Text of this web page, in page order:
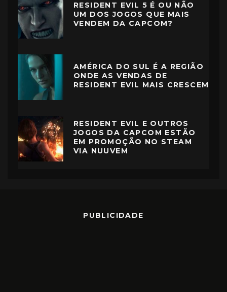
RESIDENT EVIL 5 É OU NÃO
UM DOS JOGOS QUE MAIS
VENDEM DA CAPCOM?
AMÉRICA DO SUL É A REGIÃO
ONDE AS VENDAS DE
RESIDENT EVIL MAIS CRESCEM
RESIDENT EVIL E OUTROS
JOGOS DA CAPCOM ESTÃO
EM PROMOÇÃO NO STEAM
VIA NUUVEM
PUBLICIDADE